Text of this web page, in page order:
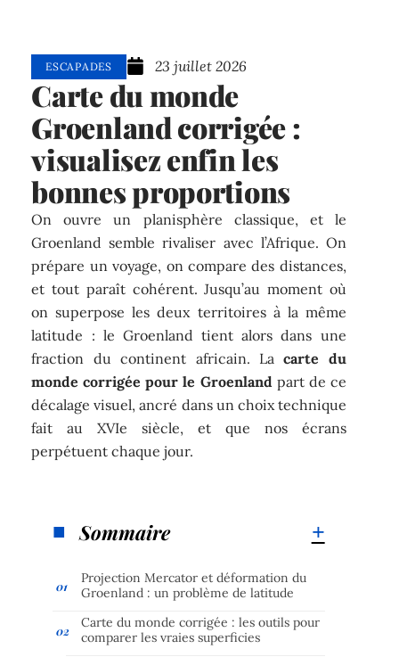
ESCAPADES 23 juillet 2026
Carte du monde
Groenland corrigée :
visualisez enfin les
bonnes proportions
On ouvre un planisphère classique, et le
Groenland semble rivaliser avec l’Afrique. On
prépare un voyage, on compare des distances,
et tout paraît cohérent. Jusqu’au moment où
on superpose les deux territoires à la même
latitude : le Groenland tient alors dans une
fraction du continent africain. Lacarte du
monde corrigée pour le Groenlandpart de ce
décalage visuel, ancré dans un choix technique
fait au XVIe siècle, et que nos écrans
perpétuent chaque jour.
Sommaire
Projection Mercator et déformation du
Groenland : un problème de latitude
Carte du monde corrigée : les outils pour
comparer les vraies superficies